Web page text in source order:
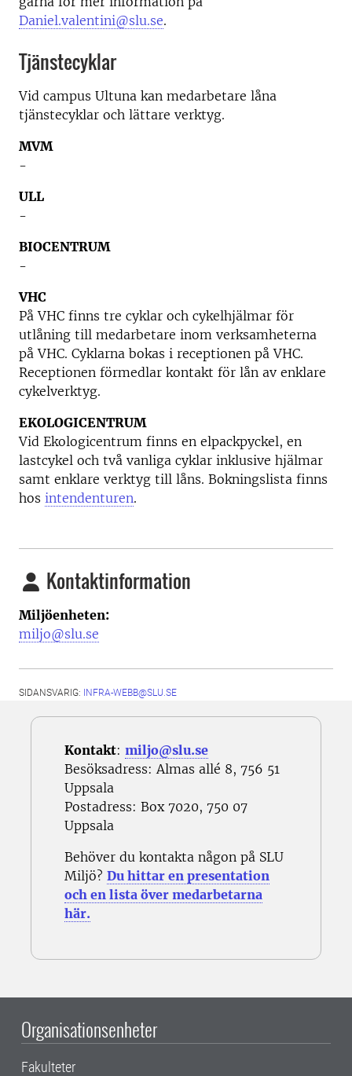
Daniel.valentini@slu.se.
Tjänstecyklar
Vid campus Ultuna kan medarbetare låna
tjänstecyklar och lättare verktyg.
MVM
-
ULL
-
BIOCENTRUM
-
VHC
På VHC finns tre cyklar och cykelhjälmar för
utlåning till medarbetare inom verksamheterna
på VHC. Cyklarna bokas i receptionen på VHC.
Receptionen förmedlar kontakt för lån av enklare
cykelverktyg.
EKOLOGICENTRUM
Vid Ekologicentrum finns en elpackpyckel, en
lastcykel och två vanliga cyklar inklusive hjälmar
samt enklare verktyg till låns. Bokningslista finns
hos intendenturen.
Kontaktinformation
Miljöenheten:
miljo@slu.se
SIDANSVARIG: INFRA-WEBB@SLU.SE
Kontakt: miljo@slu.se
Besöksadress: Almas allé 8, 756 51
Uppsala
Postadress: Box 7020, 750 07
Uppsala
Behöver du kontakta någon på SLU
Miljö? Du hittar en presentation
och en lista över medarbetarna
här.
Organisationsenheter
Fakulteter